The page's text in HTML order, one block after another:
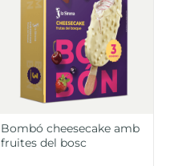
Bombó cheesecake amb
fruites del bosc